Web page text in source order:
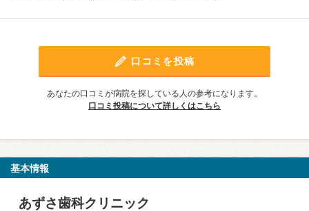
口コミを投稿
あなたの口コミが病院を探している人の参考になります。
口コミ投稿について詳しくはこちら
基本情報
あずさ歯科クリニック